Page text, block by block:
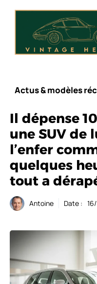
Actus & modèles
Il dépense
une SUV de
l’enfer
quelques
tout a
Antoine Date :